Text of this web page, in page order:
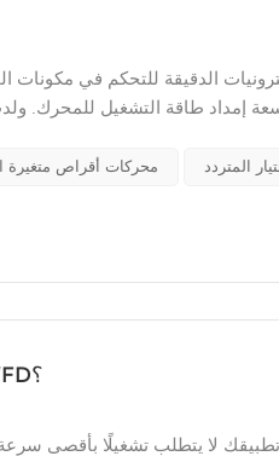
إمداد طاقة التشغيل للمحرك.
محركات أقراص متغيرة المتردد
لماذا استخدام محرك التردد المتغير VFD؟